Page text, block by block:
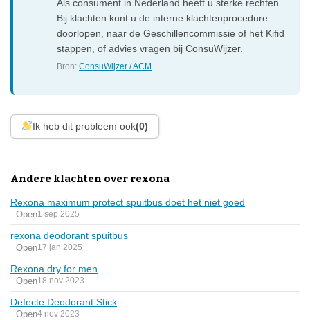
Als consument in Nederland heeft u sterke rechten.
Bij klachten kunt u de interne klachtenprocedure
doorlopen, naar de Geschillencommissie of het Kifid
stappen, of advies vragen bij ConsuWijzer.
Bron:ConsuWijzer / ACM
Ik heb dit probleem ook(0)
Andere klachten over rexona
Rexona maximum protect spuitbus doet het niet goed
Open1 sep 2025
rexona deodorant spuitbus
Open17 jan 2025
Rexona dry for men
Open18 nov 2023
Defecte Deodorant Stick
Open4 nov 2023